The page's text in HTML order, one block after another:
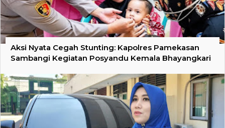
Aksi Nyata Cegah Stunting: Kapolres Pamekasan
Sambangi Kegiatan Posyandu Kemala Bhayangkari